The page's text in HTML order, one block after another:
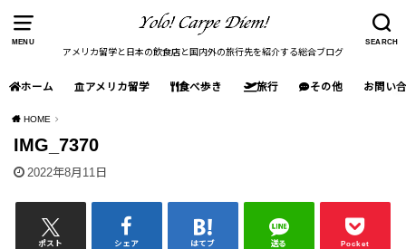
MENU SEARCH
アメリカ留学と日本の飲食店と国内外の旅行先を紹介する総合ブログ
ホーム アメリカ留学 食べ歩き 旅行 その他 お問い
HOME
IMG_7370
2022年8月11日
ポスト シェア はてブ 送る Pocket